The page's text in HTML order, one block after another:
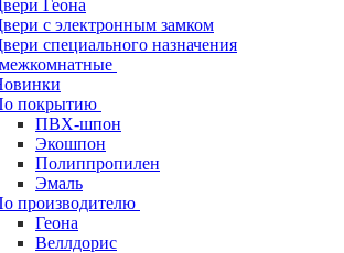
Геона
с электронным замком
специального назначения
покрытию
ПВХ-шпон
Экошпон
Полиппропилен
Эмаль
производителю
Геона
Веллдорис